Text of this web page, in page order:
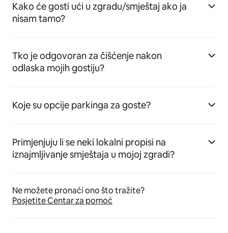
Kako će gosti ući u zgradu/smještaj ako ja
nisam tamo?
Tko je odgovoran za čišćenje nakon
odlaska mojih gostiju?
Koje su opcije parkinga za goste?
Primjenjuju li se neki lokalni propisi na
iznajmljivanje smještaja u mojoj zgradi?
Ne možete pronaći ono što tražite?
Posjetite Centar za pomoć